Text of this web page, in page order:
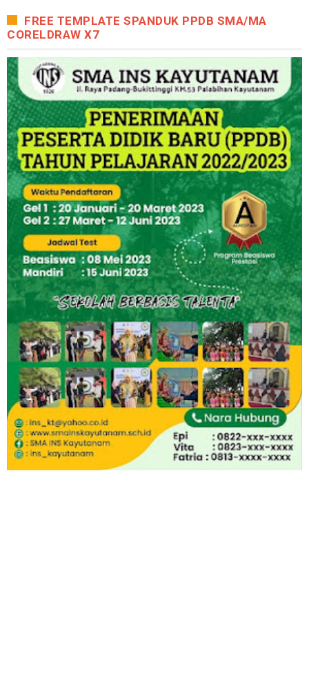
FREE TEMPLATE SPANDUK PPDB SMA/MA
CORELDRAW X7